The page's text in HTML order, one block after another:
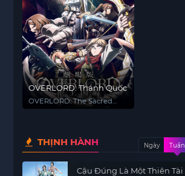
OVERLORD: Thánh Quốc
OVERLORD: The Sacred
THỊNH HÀNH Ngày Tuần
Cậu Đúng Là Một Thiên Tài